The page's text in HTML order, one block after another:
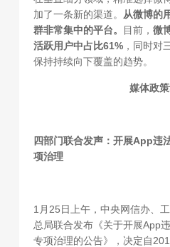
加了一条新的渠道。
从微博的
群非常集中的平台。
目前， 微
活跃用户中占比61%，同时对
保持持续向下覆盖的趋势。
媒体政
四部门联合发声：开展App违
项治理
1月25日上午，中央网信办、
总局联合发布《关于开展App
专项治理的公告》，决定自